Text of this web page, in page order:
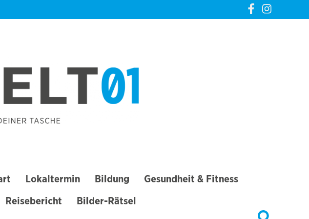
Lokaltermin Bildung Gesundheit & Fitness
Reisebericht Bilder-Rätsel